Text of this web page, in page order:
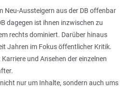
Neu-Aussteigern aus der DB offenbar
dagegen ist ihnen inzwischen zu
rechts dominiert. Darüber hinaus
Jahren im Fokus öffentlicher Kritik.
und Ansehen der einzelnen
nur um Inhalte, sondern auch ums